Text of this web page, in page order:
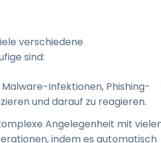
verschiedene
sind:
Infektionen, Phishing-
und darauf zu reagieren.
Angelegenheit mit
indem es automatisch